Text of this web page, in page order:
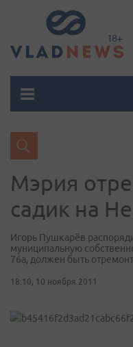
Мэрия
садик на
Игорь Пушкарёв
муниципальную
76а, должен быть
18:10, 10 ноября 2011